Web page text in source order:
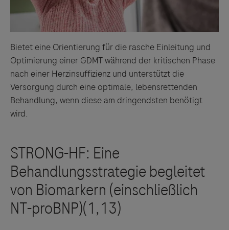
Bietet eine Orientierung für die rasche Einleitung und
Optimierung einer GDMT während der kritischen Phase
nach einer Herzinsuffizienz und unterstützt die
Versorgung durch eine optimale, lebensrettenden
Behandlung, wenn diese am dringendsten benötigt
wird.